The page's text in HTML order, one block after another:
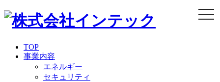
TOP
事業内容
エネルギー
セキュリティ